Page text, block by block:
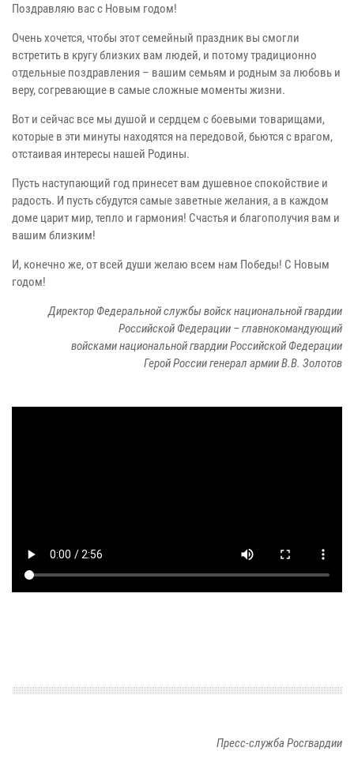
Поздравляю вас с Новым годом!
Очень хочется, чтобы этот семейный праздник вы смогли
встретить в кругу близких вам людей, и потому традиционно
отдельные поздравления – вашим семьям и родным за любовь и
веру, согревающие в самые сложные моменты жизни.
Вот и сейчас все мы душой и сердцем с боевыми товарищами,
которые в эти минуты находятся на передовой, бьются с врагом,
отстаивая интересы нашей Родины.
Пусть наступающий год принесет вам душевное спокойствие и
радость. И пусть сбудутся самые заветные желания, а в каждом
доме царит мир, тепло и гармония! Счастья и благополучия вам и
вашим близким!
И, конечно же, от всей души желаю всем нам Победы! С Новым
годом!
Директор Федеральной службы войск национальной гвардии
Российской Федерации – главнокомандующий
войсками национальной гвардии Российской Федерации
Герой России генерал армии В.В. Золотов
Пресс-служба Росгвардии